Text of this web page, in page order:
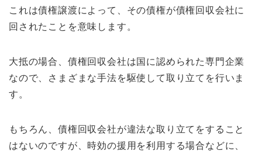
これは債権譲渡によって、その債権が債権回収会社に
回されたことを意味します。
大抵の場合、債権回収会社は国に認められた専門企業
なので、さまざまな手法を駆使して取り立てを行いま
す。
もちろん、債権回収会社が違法な取り立てをすること
はないのですが、時効の援用を利用する場合などに、